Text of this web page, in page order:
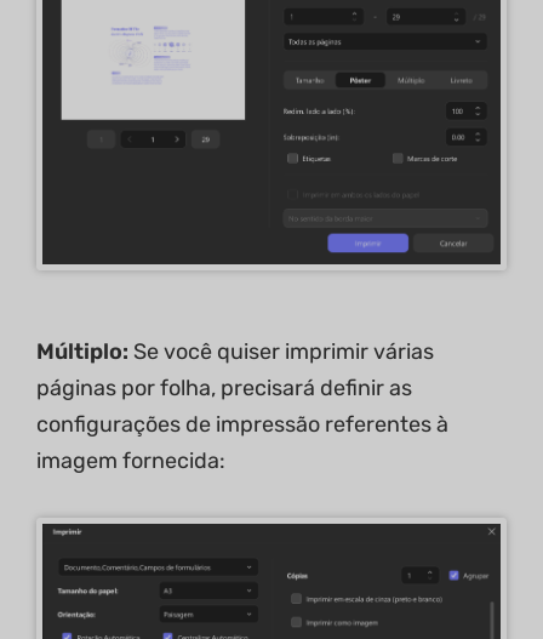
Múltiplo: Se você quiser imprimir várias
páginas por folha, precisará definir as
configurações de impressão referentes à
imagem fornecida: